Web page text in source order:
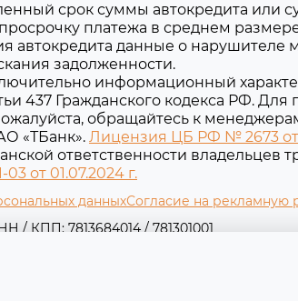
срок суммы автокредита или
платежа в среднем
автокредита данные о нарушителе
задолженности.
информационный
437 Гражданского кодекса РФ.
обращайтесь к
«ТБанк». Лицензия ЦБ РФ № 2673 от
ответственности владельцев
от 01.07.2024 г.
данныхСогласие на рекламную
/ КПП: 7813684014 / 781301001
Съезжинская ул, д. 16 литера Б,